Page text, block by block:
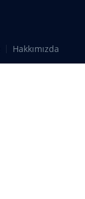
Hakkımızda